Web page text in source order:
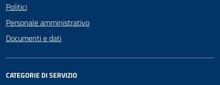
Politici
Personale amministrativo
Documenti e dati
CATEGORIE DI SERVIZIO